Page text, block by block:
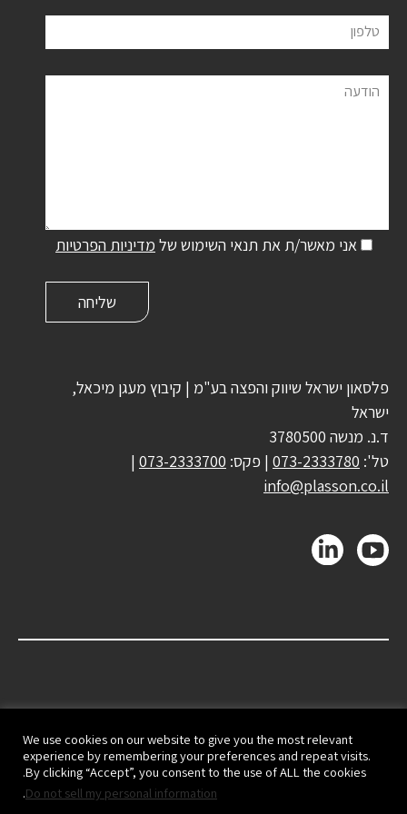
טלפון
הודעה
אני מאשר/ת את תנאי השימוש של מדיניות הפרטיות
פלסאון ישראל שיווק והפצה בע"מ | קיבוץ מעגן מיכאל,
ישראל
ד.נ. מנשה 3780500
טל': 073-2333780 | פקס: 073-2333700
|
info@plasson.co.il
We use cookies on our website to give you the most relevant
experience by remembering your preferences and repeat visits.
By clicking “Accept”, you consent to the use of ALL the cookies.
Do not sell my personal information
.